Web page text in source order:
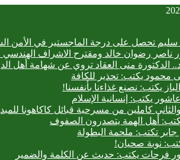
سليم تحصل على درجة الماجستير في الأمن
الدكتورة منى العقاد تروي عن شهامة أهل
محمود يكتب: تحذير للكافة
يكتب: نصنع غذاءنا بأنفسنا!
يكتب: إنسانية الإسلام
والثاني كاملين من مسرحية قبائل كاكاهونا
أهل الهمة يتصدرون الصفوف
جابر تكتب: ملحمة البطولة
نوبة صحيان!
فرحات يكتب: حديث عن الكلمة والضمير